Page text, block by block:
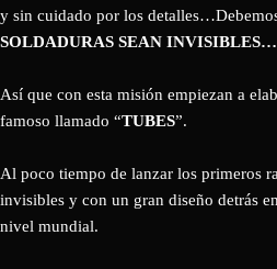
y sin cuidado por los
SOLDADURAS SEAN
Así que con esta misión empiezan a
famoso llamado “TUBES”.
Al poco tiempo de lanzar los primeros
invisibles y con un gran diseño detrás
nivel mundial.